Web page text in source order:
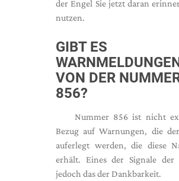
der Engel Sie jetzt daran
nutzen.
GIBT ES
VON DER
856?
Nummer 856 ist nicht
Bezug auf Warnungen, die
auferlegt werden, die diese
erhält. Eines der Signale der
jedoch das der Dankbarkeit.